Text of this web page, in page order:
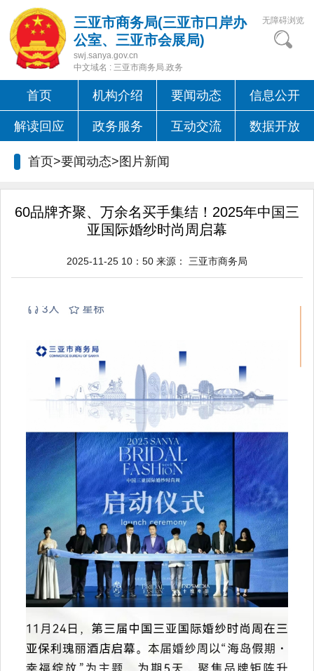
三亚市商务局(三亚市口岸办
公室、三亚市会展局)
swj.sanya.gov.cn
中文域名 : 三亚市商务局.政务
无障碍浏览
首页 机构介绍 要闻动态 信息公开
解读回应 政务服务 互动交流 数据开放
首页>要闻动态> 图片新闻
60品牌齐聚、万余名买手集结！2025年中国三
亚国际婚纱时尚周启幕
2025-11-25 10：50 来源： 三亚市商务局